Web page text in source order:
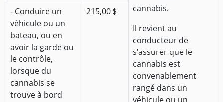
cannabis.
Il revient au
conducteur de
s’assurer que le
cannabis est
convenablement
rangé dans un
véhicule ou un
- Conduire un
véhicule ou un
bateau, ou en
avoir la garde ou
le contrôle,
lorsque du
cannabis se
trouve à bord
215,00 $